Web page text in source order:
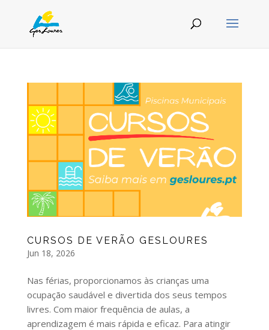
CURSOS DE VERÃO GESLOURES
Jun 18, 2026
Nas férias, proporcionamos às crianças uma
ocupação saudável e divertida dos seus tempos
livres. Com maior frequência de aulas, a
aprendizagem é mais rápida e eficaz. Para atingir